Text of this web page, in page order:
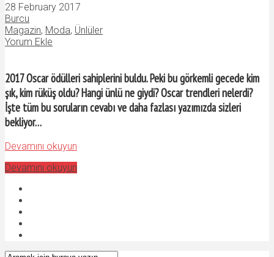
28 February 2017
Burcu
Magazin, Moda, Ünlüler
Yorum Ekle
2017 Oscar ödülleri sahiplerini buldu. Peki bu görkemli gecede kim
şık, kim rüküş oldu? Hangi ünlü ne giydi? Oscar trendleri nelerdi?
İşte tüm bu soruların cevabı ve daha fazlası yazımızda sizleri
bekliyor…
Devamını okuyun
Devamını okuyun